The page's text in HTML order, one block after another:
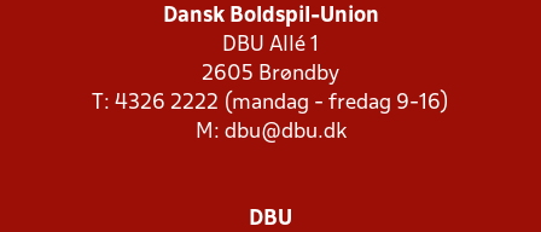
Dansk Boldspil-Union
DBU Allé 1
2605 Brøndby
T: 4326 2222 (mandag - fredag 9-16)
M: dbu@dbu.dk
DBU